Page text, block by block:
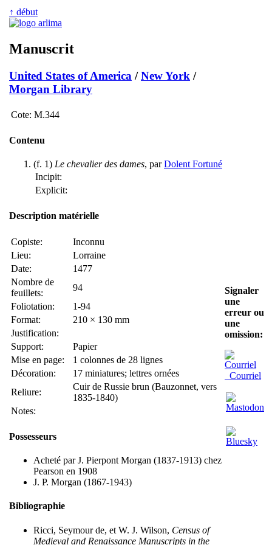
↑ début
Manuscrit
United States of America /New York /
Morgan Library
Cote: M.344
Contenu
(f. 1) Le chevalier des dames, parDolent Fortuné
Incipit:
Explicit:
Description matérielle
Copiste:
Inconnu
Lieu:
Lorraine
Date:
1477
Nombre de
feuillets:
94
Foliotation:
1-94
Format:
210 × 130 mm
Justification:
Support:
Papier
Mise en page:
1 colonnes de 28 lignes
Décoration:
17 miniatures; lettres ornées
Reliure:
Cuir de Russie brun (Bauzonnet, vers
1835-1840)
Notes:
Possesseurs
Acheté par J. Pierpont Morgan (1837-1913) chez
Pearson en 1908
J. P. Morgan (1867-1943)
Bibliographie
Ricci, Seymour de, et W. J. Wilson, Census of
Medieval and Renaissance Manuscripts in the
Signaler
une
erreur ou
une
omission:
Courriel